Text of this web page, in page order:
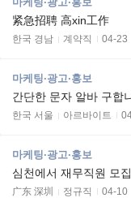
紧急招聘 高xin工作
한국 경남 계약직 04-23
마케팅·광고·홍보
간단한 문자 알바 구합
한국 서울 아르바이트
마케팅·광고·홍보
심천에서 재무직원 모
广东 深圳 정규직 04-10